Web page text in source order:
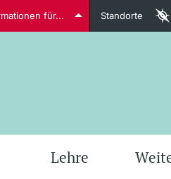
für... Standorte
Lehre